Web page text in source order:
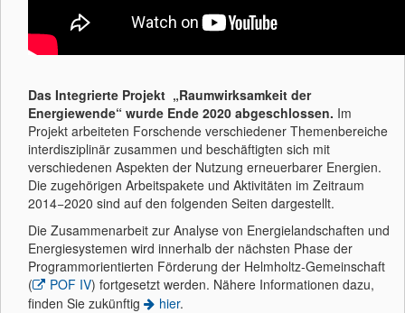
Das Integrierte Projekt „Raumwirksamkeit der
Energiewende“ wurde Ende 2020 abgeschlossen. Im
Projekt arbeiteten Forschende verschiedener Themenbereiche
interdisziplinär zusammen und beschäftigten sich mit
verschiedenen Aspekten der Nutzung erneuerbarer Energien.
Die zugehörigen Arbeitspakete und Aktivitäten im Zeitraum
2014−2020 sind auf den folgenden Seiten dargestellt.
Die Zusammenarbeit zur Analyse von Energielandschaften und
Energiesystemen wird innerhalb der nächsten Phase der
Programmorientierten Förderung der Helmholtz-Gemeinschaft
(
POF IV) fortgesetzt werden. Nähere Informationen dazu,
finden Sie zukünftig
hier.